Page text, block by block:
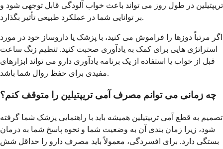
تریپتیلین در طول روز می تواند باعث خواب آلودگی قابل توجهی شود و
بر توانایی شما در عملکرد طبیعی تأثیر بگذارد.
اگر مرتباً دوزها را فراموش می کنید، با پزشک یا داروساز خود در مورد
استراتژی هایی برای کمک به یادآوری صحبت کنید. تنظیم زنگ ساعت
قبل از خواب یا استفاده از یک برنامه یادآوری دارو می تواند ابزارهای
مفیدی برای حفظ روال شما باشد.
چه زمانی می توانم مصرف آمی تریپتیلین را متوقف کنم؟
تصمیم به قطع آمی تریپتیلین همیشه باید با راهنمایی پزشک شما گرفته
شود، زیرا زمان بندی آن به وضعیت شما و نحوه پاسخ شما به درمان
بستگی دارد. برای افسردگی، معمولاً باید مصرف دارو را حداقل شش